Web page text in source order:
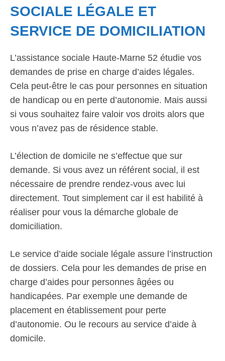
SOCIALE LÉGALE ET
SERVICE DE DOMICILIATION
L’assistance sociale Haute-Marne 52 étudie vos
demandes de prise en charge d’aides légales.
Cela peut-être le cas pour personnes en situation
de handicap ou en perte d’autonomie. Mais aussi
si vous souhaitez faire valoir vos droits alors que
vous n’avez pas de résidence stable.
L’élection de domicile ne s’effectue que sur
demande. Si vous avez un référent social, il est
nécessaire de prendre rendez-vous avec lui
directement. Tout simplement car il est habilité à
réaliser pour vous la démarche globale de
domiciliation.
Le service d’aide sociale légale assure l’instruction
de dossiers. Cela pour les demandes de prise en
charge d’aides pour personnes âgées ou
handicapées. Par exemple une demande de
placement en établissement pour perte
d’autonomie. Ou le recours au service d’aide à
domicile.